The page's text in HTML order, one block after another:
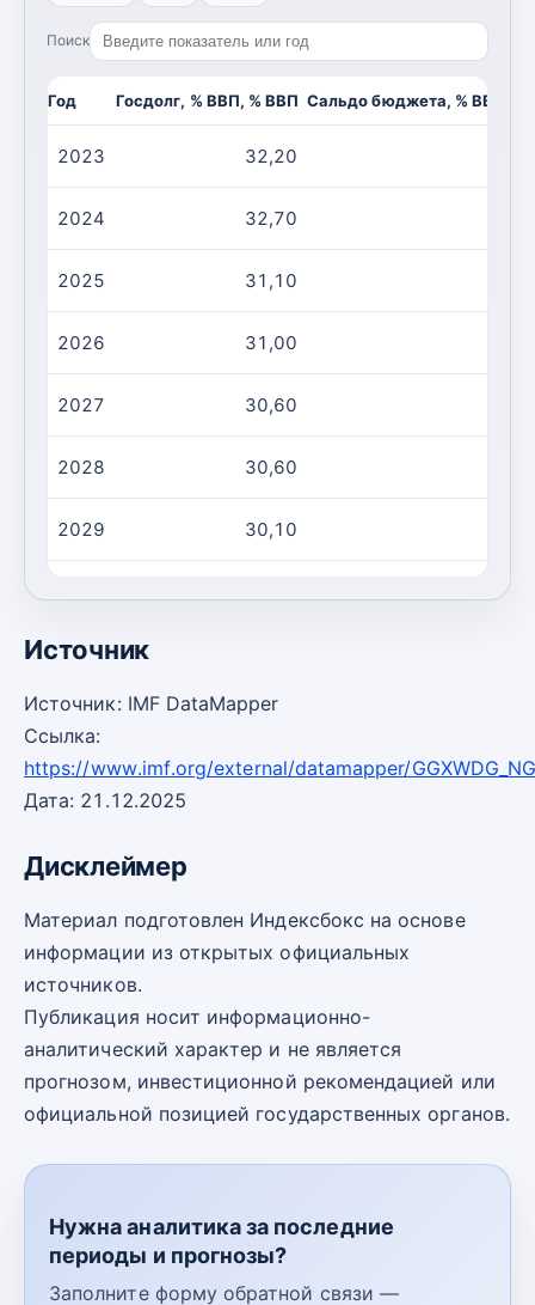
Поиск
Год Госдолг, % ВВП, % ВВП Сальдо бюджета, % ВВП, %
2023 32,20
2024 32,70
2025 31,10
2026 31,00
2027 30,60
2028 30,60
2029 30,10
Источник
Источник: IMF DataMapper
Ссылка:
https://www.imf.org/external/datamapper/
Дата: 21.12.2025
Дисклеймер
Материал подготовлен Индексбокс на основе
информации из открытых официальных
источников.
Публикация носит информационно-
аналитический характер и не является
прогнозом, инвестиционной рекомендацией или
официальной позицией государственных органов.
Нужна аналитика за последние
периоды и прогнозы?
Заполните форму обратной связи —